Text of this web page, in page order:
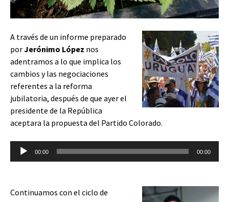
A través de un informe preparado
porJerónimo López nos
adentramos a lo que implica los
cambios y las negociaciones
referentes a la reforma
jubilatoria, después de que ayer el
presidente de la República
aceptara la propuesta del Partido Colorado.
Reproductor
00:00 00:00
Continuamos con el ciclo de